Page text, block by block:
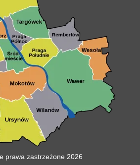
prawa zastrzeżone 2026